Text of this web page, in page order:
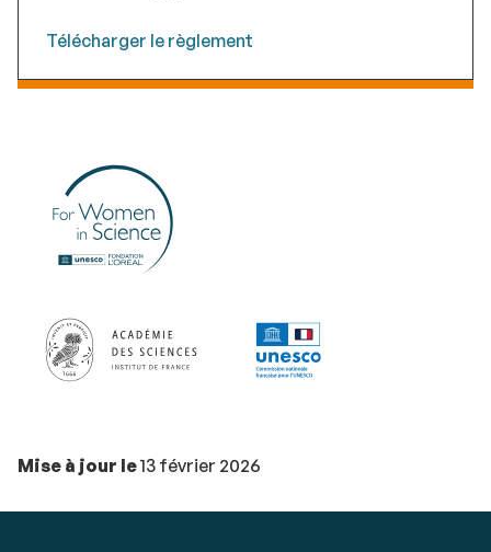
Télécharger le règlement
Mise à jour le13 février 2026